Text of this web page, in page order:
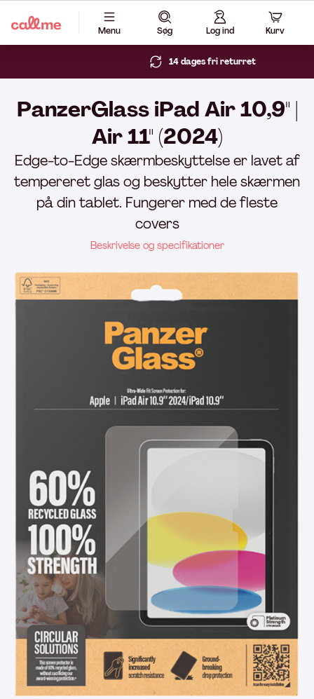
Menu Søg Log ind Kurv
14 dages fri returret
PanzerGlass iPad Air 10,9" |
Air 11" (2024)
Edge-to-Edge skærmbeskyttelse er lavet af
tempereret glas og beskytter hele skærmen
på din tablet. Fungerer med de fleste
covers
Beskrivelse og specifikationer